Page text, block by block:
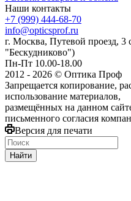
Наши контакты
+7 (999) 444-68-70
info@opticsprof.ru
г. Москва, Путевой проезд,
"Бескудниково")
Пн-Пт 10.00-18.00
2012 - 2026 © Оптика Проф
Запрещается копирование,
использование материалов,
размещённых на данном
письменного согласия
Версия для печати
Найти